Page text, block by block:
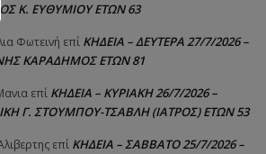
Κ. ΕΥΘΥΜΙΟΥ ΕΤΩΝ 63
Φωτεινή επί ΚΗΔΕΙΑ – ΔΕΥΤΕΡΑ 27/7/2026 –
ΚΑΡΑΔΗΜΟΣ ΕΤΩΝ 81
επί ΚΗΔΕΙΑ – ΚΥΡΙΑΚΗ 26/7/2026 –
Γ. ΣΤΟΥΜΠΟΥ-ΤΣΑΒΛΗ (ΙΑΤΡΟΣ) ΕΤΩΝ 53
επί ΚΗΔΕΙΑ – ΣΑΒΒΑΤΟ 25/7/2026 –